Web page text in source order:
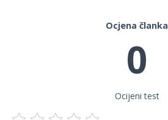
Ocjena članka
0
Ocijeni test